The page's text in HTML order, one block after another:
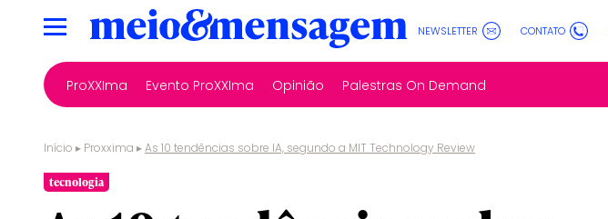
NEWSLETTER CONTATO
ProXXIma Evento ProXXIma Opinião Palestras On Demand
Início ▸ Proxxima ▸As 10 tendências sobre IA, segundo a MIT Technology Review
tecnologia